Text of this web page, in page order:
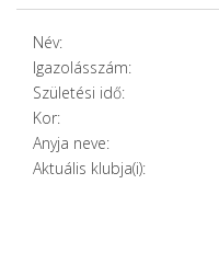
Név:
Igazolásszám:
Születési idő:
Kor:
Anyja neve:
Aktuális klubja(i):